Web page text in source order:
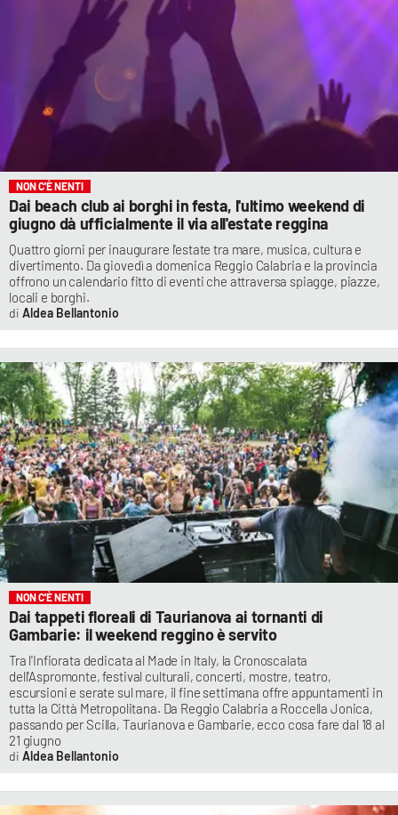
NON C'È NENTI
Dai beach club ai borghi in festa, l'ultimo weekend di
giugno dà ufficialmente il via all'estate reggina
Quattro giorni per inaugurare l'estate tra mare, musica, cultura e
divertimento. Da giovedì a domenica Reggio Calabria e la provincia
offrono un calendario fitto di eventi che attraversa spiagge, piazze,
locali e borghi.
Aldea Bellantonio
NON C'È NENTI
Dai tappeti floreali di Taurianova ai tornanti di
Gambarie: il weekend reggino è servito
Tra l'Infiorata dedicata al Made in Italy, la Cronoscalata
dell'Aspromonte, festival culturali, concerti, mostre, teatro,
escursioni e serate sul mare, il fine settimana offre appuntamenti in
tutta la Città Metropolitana. Da Reggio Calabria a Roccella Jonica,
passando per Scilla, Taurianova e Gambarie, ecco cosa fare dal 18 al
21 giugno
Aldea Bellantonio